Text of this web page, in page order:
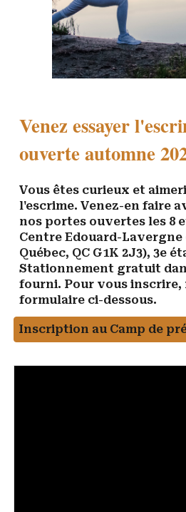
Venez essayer
ouverte automne
Vous êtes curieux et
l'escrime. Venez-en faire
nos portes ouvertes les 8
Centre Edouard-Lavergne
Québec, QC G1K 2J3), 3e
Stationnement gratuit
fourni. Pour vous inscrire,
formulaire ci-dessous.